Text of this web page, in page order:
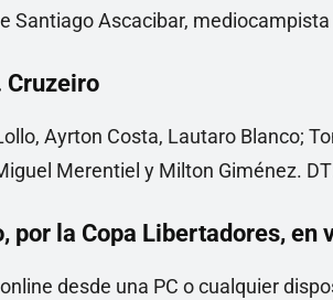
Cruzeiro
Ayrton Costa, Lautaro Blanco;
Merentiel y Milton Giménez.
por la Copa Libertadores, en
desde una PC o cualquier